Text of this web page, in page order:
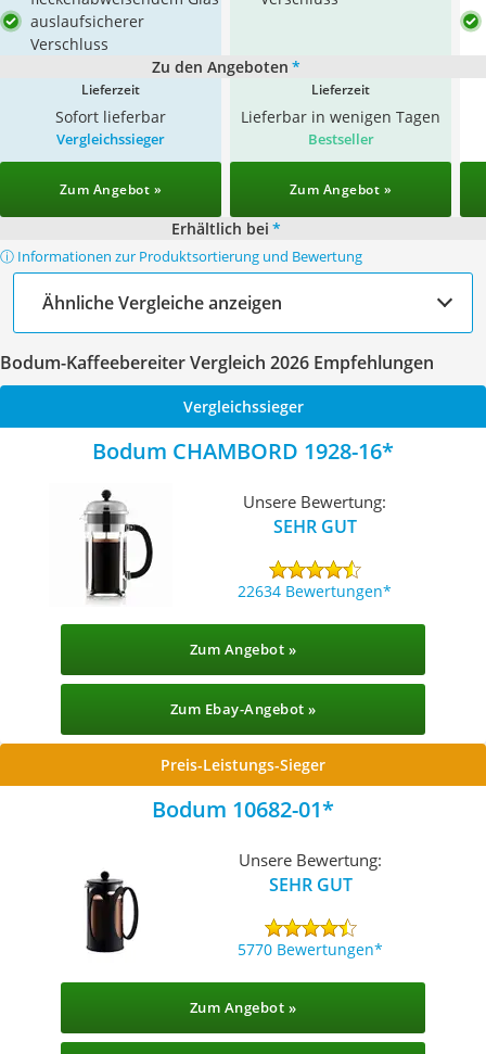
auslaufsicherer
Verschluss
Zu den Angeboten *
Lieferzeit
Sofort lieferbar
Lieferzeit
Lieferbar in wenigen Tagen
Vergleichssieger
Zum Angebot »
Bestseller
Zum Angebot »
Erhältlich bei *
ⓘ Informationen zur Produktsortierung und Bewertung
Ähnliche Vergleiche anzeigen
Bodum-Kaffeebereiter Vergleich 2026 Empfehlungen
Vergleichssieger
Bodum CHAMBORD 1928-16
Unsere Bewertung:
SEHR GUT
22634 Bewertungen
Zum Angebot »
Zum Ebay-Angebot »
Preis-Leistungs-Sieger
Bodum 10682-01
Unsere Bewertung:
SEHR GUT
5770 Bewertungen
Zum Angebot »